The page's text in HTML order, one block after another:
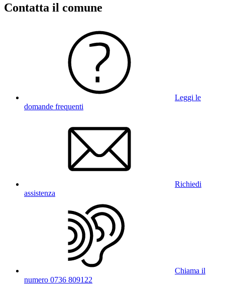
Contatta il comune
Leggi le
domande frequenti
Richiedi
assistenza
Chiama il
numero 0736 809122